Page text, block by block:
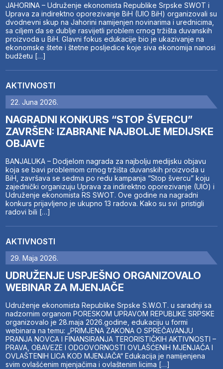
JAHORINA – Udruženje ekonomista Republike Srpske SWOT i
Uprava za indirektno oporezivanje BiH (UIO BiH) organizovali su
dvodnevni skup na Jahorini namijenjen novinarima i urednicima,
sa ciljem da se dublje rasvijetli problem crnog tržišta duvanskih
proizvoda u BiH. Glavni fokus edukacije bio je ukazivanje na
ekonomske štete i štetne posljedice koje siva ekonomija nanosi
budžetu […]
AKTIVNOSTI
22. Juna 2026.
NAGRADNI KONKURS “STOP ŠVERCU”
ZAVRŠEN: IZABRANE NAJBOLJE MEDIJSKE
OBJAVE
BANJALUKA – Dodjelom nagrada za najbolju medijsku objavu
koja se bavi problemom crnog tržišta duvanskih proizvoda u
BiH, završava se sedma po redu kampanja “Stop švercu” koju
zajednički organizuju Uprava za indirektno oporezivanje (UIO) i
Udruženje ekonomista RS SWOT. Ove godine na nagradni
konkurs prijavljeno je ukupno 13 radova. Kako su svi pristigli
radovi bili […]
AKTIVNOSTI
29. Maja 2026.
UDRUŽENJE USPJEŠNO ORGANIZOVALO
WEBINAR ZA MJENJAČE
Udruženje ekonomista Republike Srpske S.W.O.T. u saradnji sa
nadzornim organom PORESKOM UPRAVOM REPUBLIKE SRPSKE
organizovalo je 28.maja 2026.godine, edukaciju u formi
webinara na temu: „PRIMJENA ZAKONA O SPREČAVANJU
PRANJA NOVCA I FINANSIRANJA TERORISTIČKIH AKTIVNOSTI –
PRAVA, OBAVEZE I ODGOVORNOSTI OVLAŠĆENIH MJENJAČA I
OVLAŠTENIH LICA KOD MJENJAČA“ Edukacija je namijenjena
svim ovlašćenim mjenjačima i ovlaštenim licima […]